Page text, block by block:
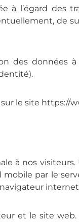
à l’égard des
de
des données
le site https://
à nos
par le
et le site web.